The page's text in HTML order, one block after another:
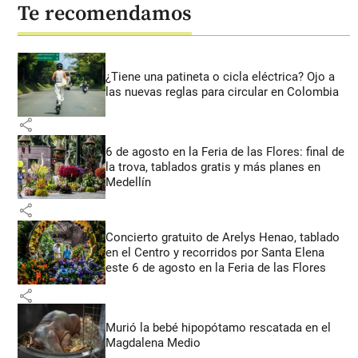
Te recomendamos
¿Tiene una patineta o cicla eléctrica? Ojo a
las nuevas reglas para circular en Colombia
share
6 de agosto en la Feria de las Flores: final de
la trova, tablados gratis y más planes en
Medellín
share
Concierto gratuito de Arelys Henao, tablado
en el Centro y recorridos por Santa Elena
este 6 de agosto en la Feria de las Flores
share
Murió la bebé hipopótamo rescatada en el
Magdalena Medio